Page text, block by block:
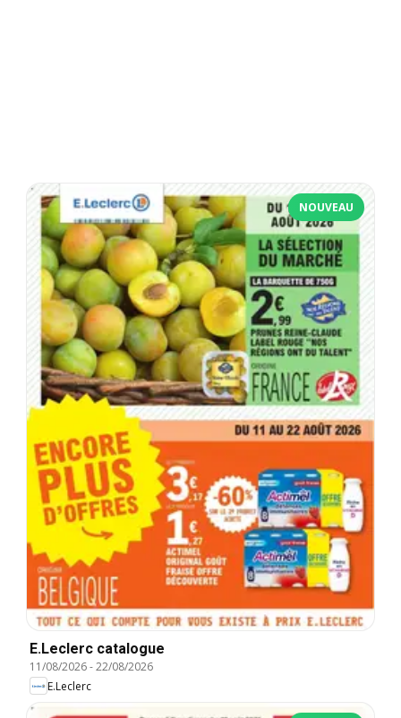
NOUVEAU
E.Leclerc catalogue
11/08/2026-22/08/2026
E.Leclerc